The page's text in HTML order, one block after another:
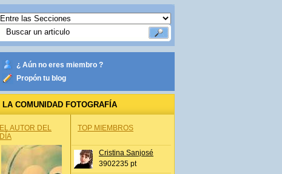
¿ Aún no eres miembro ?
Propón tu blog
LA COMUNIDAD FOTOGRAFÍA
EL AUTOR DEL
DÍA
TOP MIEMBROS
Cristina Sanjosé
3902235 pt